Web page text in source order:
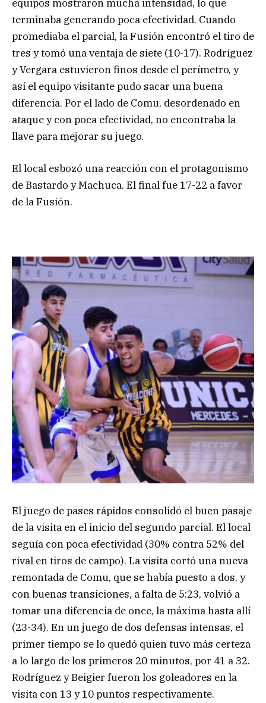
equipos mostraron mucha intensidad, lo que
terminaba generando poca efectividad. Cuando
promediaba el parcial, la Fusión encontró el tiro de
tres y tomó una ventaja de siete (10-17). Rodríguez
y Vergara estuvieron finos desde el perímetro, y
así el equipo visitante pudo sacar una buena
diferencia. Por el lado de Comu, desordenado en
ataque y con poca efectividad, no encontraba la
llave para mejorar su juego.
El local esbozó una reacción con el protagonismo
de Bastardo y Machuca. El final fue 17-22 a favor
de la Fusión.
El juego de pases rápidos consolidó el buen pasaje
de la visita en el inicio del segundo parcial. El local
seguía con poca efectividad (30% contra 52% del
rival en tiros de campo). La visita cortó una nueva
remontada de Comu, que se había puesto a dos, y
con buenas transiciones, a falta de 5:23, volvió a
tomar una diferencia de once, la máxima hasta allí
(23-34). En un juego de dos defensas intensas, el
primer tiempo se lo quedó quien tuvo más certeza
a lo largo de los primeros 20 minutos, por 41 a 32.
Rodríguez y Beigier fueron los goleadores en la
visita con 13 y 10 puntos respectivamente.